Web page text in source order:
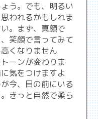
う。でも、明るい
われるかもしれま
。まず、真顔で
笑顔で言ってみて
くなりません
ーンが変わりま
気をつけますよ
今、目の前にいる
きっと自然で柔ら